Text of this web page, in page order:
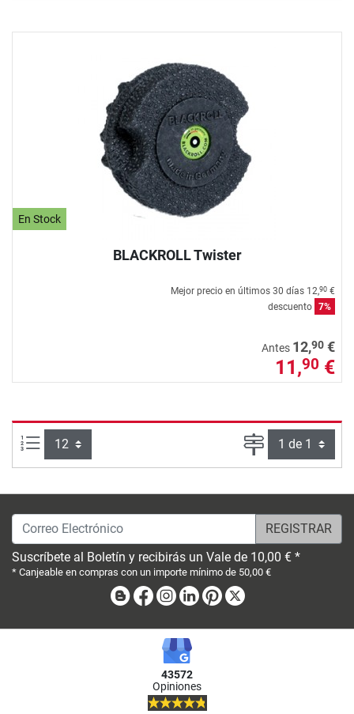
En Stock
BLACKROLL Twister
Mejor precio en últimos 30 días 12,90 €
descuento 7%
Antes 12,90 €
11,90 €
Artículos por página: Página
Correo Electrónico
Suscríbete al Boletín y recibirás un Vale de 10,00 € *
* Canjeable en compras con un importe mínimo de 50,00 €
BlogFacebook
Instagram
LinkedinPinterest
43572
Opiniones